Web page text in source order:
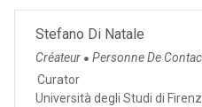
Stefano Di Natale
Créateur ● Personne De
Curator
Università degli Studi di